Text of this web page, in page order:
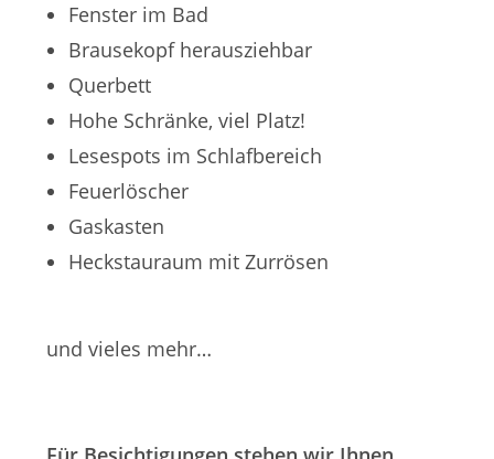
Fenster im Bad
Brausekopf herausziehbar
Querbett
Hohe Schränke, viel Platz!
Lesespots im Schlafbereich
Feuerlöscher
Gaskasten
Heckstauraum mit Zurrösen
und vieles mehr…